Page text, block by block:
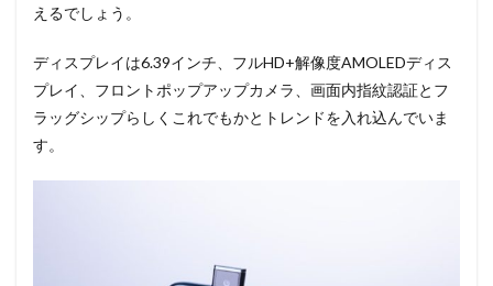
えるでしょう。
ディスプレイは6.39インチ、フルHD+解像度AMOLEDディス
プレイ、フロントポップアップカメラ、画面内指紋認証とフ
ラッグシップらしくこれでもかとトレンドを入れ込んでいま
す。